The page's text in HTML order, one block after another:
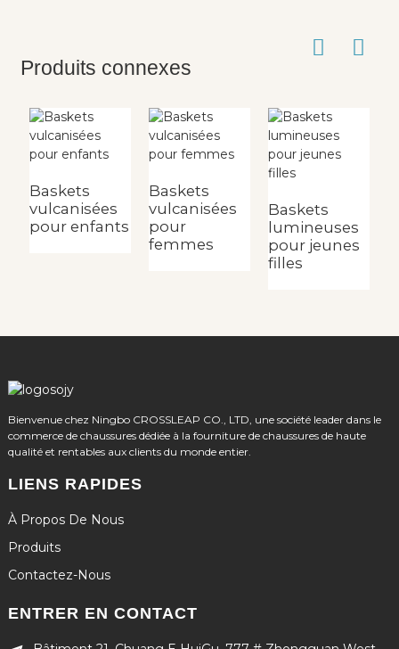
Produits connexes
Baskets
vulcanisées
pour enfants
Baskets
vulcanisées
pour
femmes
Baskets
lumineuses
pour jeunes
filles
Bienvenue chez Ningbo CROSSLEAP CO., LTD, une société leader dans le
commerce de chaussures dédiée à la fourniture de chaussures de haute
qualité et rentables aux clients du monde entier.
LIENS RAPIDES
À Propos De Nous
Produits
Contactez-Nous
ENTRER EN CONTACT